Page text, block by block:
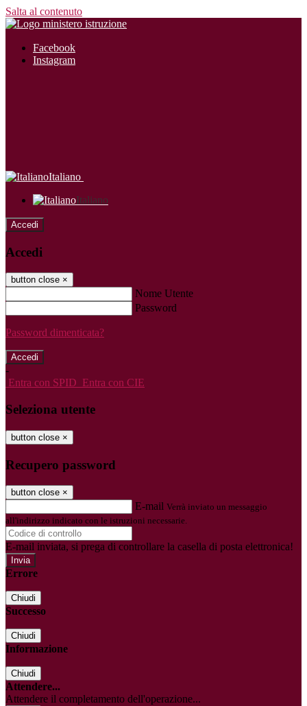
Salta al contenuto
Facebook
Instagram
Italiano
Italiano
Accedi
Accedi
button close ×
Nome Utente
Password
Password dimenticata?
-
Entra con SPID Entra con CIE
Seleziona utente
button close ×
Recupero password
button close ×
E-mail Verrà inviato un messaggio
all'indirizzo indicato con le istruzioni necessarie.
E-mail inviata, si prega di controllare la casella di posta elettronica!
Errore
Chiudi
Successo
Chiudi
Informazione
Chiudi
Attendere...
Attendere il completamento dell'operazione...